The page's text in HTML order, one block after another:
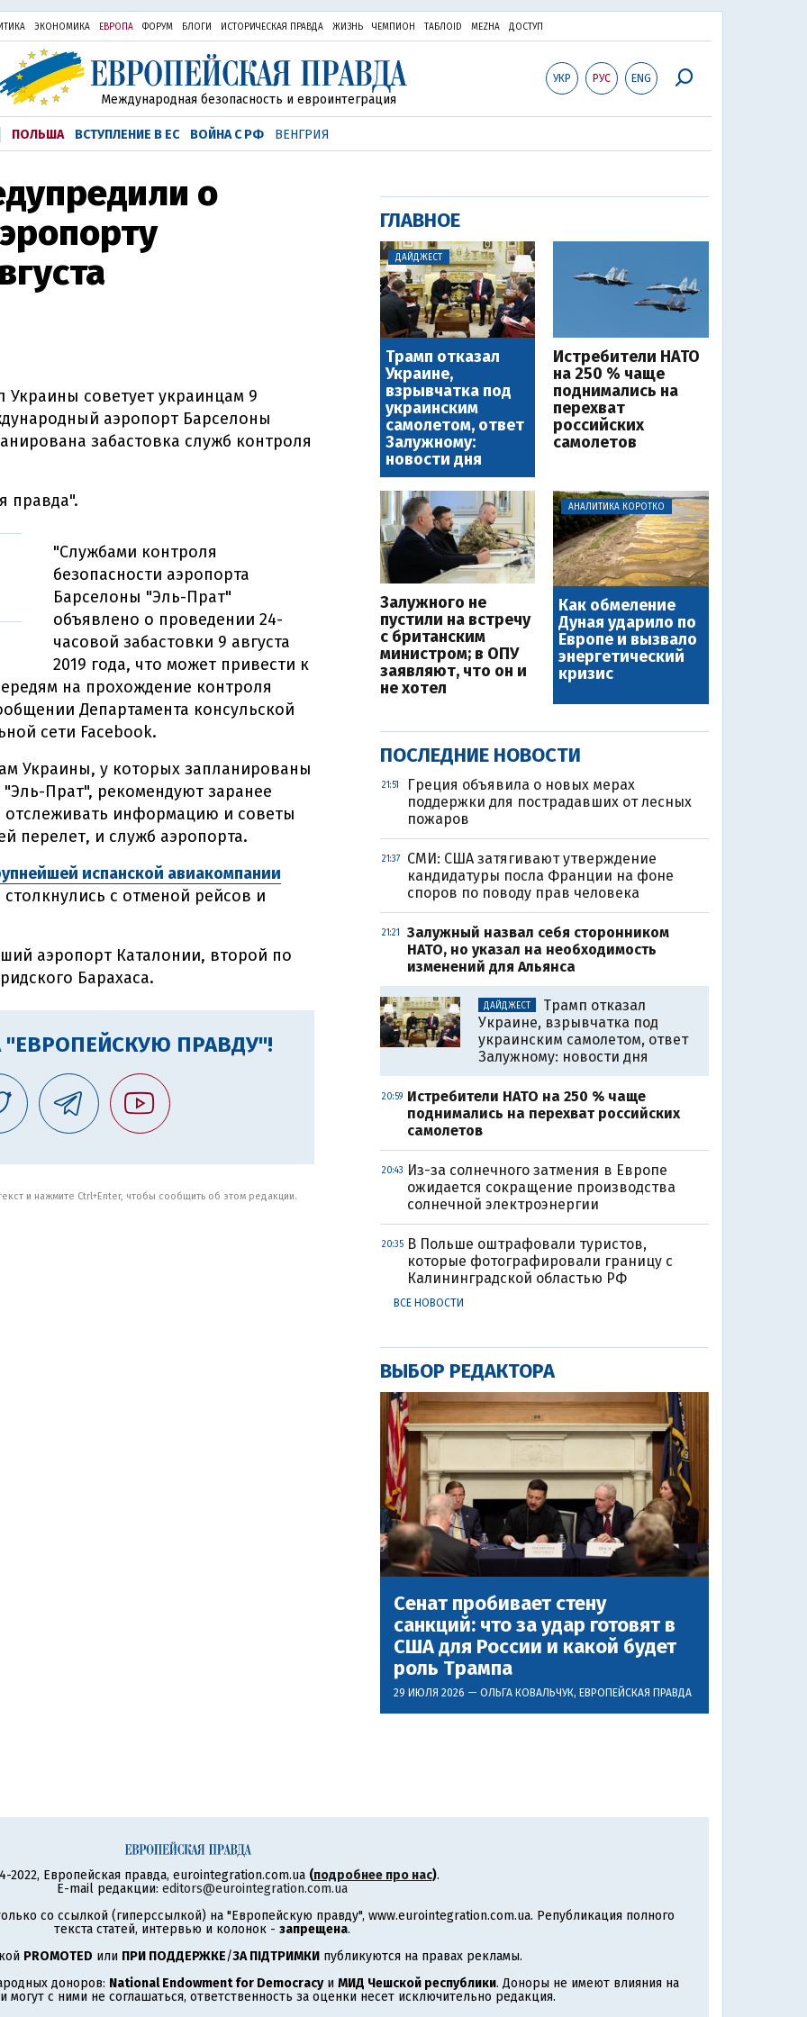
ЭКОНОМИКА ЕВРОПА ФОРУМ БЛОГИ ИСТОРИЧЕСКАЯ ПРАВДА ЖИЗНЬ ЧЕМПИОН ТАБЛОID MEZHA ДОСТУП
УКР РУС ENG
Международная безопасность и евроинтеграция
ПОЛЬША ВСТУПЛЕНИЕ В ЕС ВОЙНА С РФ ВЕНГРИЯ
о
советует украинцам 9
аэропорт Барселоны
забастовка служб контроля
правда".
"Службами контроля
безопасности аэропорта
Барселоны "Эль-Прат"
объявлено о проведении 24-
часовой забастовки 9 августа
2019 года, что может привести к
на прохождение контроля
Департамента консульской
сети Facebook.
Украины, у которых запланированы
Прат", рекомендуют заранее
отслеживать информацию и советы
перелет, и служб аэропорта.
испанской авиакомпании
с отменой рейсов и
аэропорт Каталонии, второй по
Барахаса.
ПРАВДУ"!
и нажмите Ctrl+Enter, чтобы сообщить об этом редакции.
ГЛАВНОЕ
ДАЙДЖЕСТ
Трамп отказал
Украине,
взрывчатка под
украинским
самолетом, ответ
Залужному:
новости дня
Истребители НАТО
на 250 % чаще
поднимались на
перехват
российских
самолетов
Залужного не
пустили на встречу
с британским
министром; в ОПУ
заявляют, что он и
не хотел
АНАЛИТИКА КОРОТКО
Как обмеление
Дуная ударило по
Европе и вызвало
энергетический
кризис
ПОСЛЕДНИЕ НОВОСТИ
21:51
Греция объявила о новых мерах
поддержки для пострадавших от лесных
пожаров
21:37
СМИ: США затягивают утверждение
кандидатуры посла Франции на фоне
споров по поводу прав человека
21:21
Залужный назвал себя сторонником
НАТО, но указал на необходимость
изменений для Альянса
ДАЙДЖЕСТ
Трамп отказал
Украине, взрывчатка под
украинским самолетом, ответ
Залужному: новости дня
20:59 Истребители НАТО на 250 % чаще
поднимались на перехват российских
самолетов
20:43 Из-за солнечного затмения в Европе
ожидается сокращение производства
солнечной электроэнергии
20:35 В Польше оштрафовали туристов,
которые фотографировали границу с
Калининградской областью РФ
ВСЕ НОВОСТИ
ВЫБОР РЕДАКТОРА
Сенат пробивает стену
санкций: что за удар готовят в
США для России и какой будет
роль Трампа
29 ИЮЛЯ 2026 — ОЛЬГА КОВАЛЬЧУК, ЕВРОПЕЙСКАЯ ПРАВДА
2022, Европейская правда, eurointegration.com.ua (подробнее про нас).
E-mail редакции: editors@eurointegration.com.ua
со ссылкой (гиперссылкой) на "Европейскую правду", www.eurointegration.com.ua. Републикация полного
текста статей, интервью и колонок - запрещена.
PROMOTED или ПРИ ПОДДЕРЖКЕ/ЗА ПІДТРИМКИ публикуются на правах рекламы.
доноров: National Endowment for Democracyи МИД Чешской республики. Доноры не имеют влияния на
с ними не соглашаться, ответственность за оценки несет исключительно редакция.